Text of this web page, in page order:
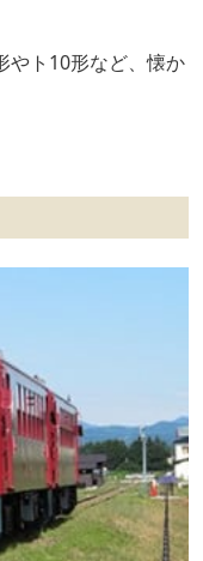
やト10形など、懐か